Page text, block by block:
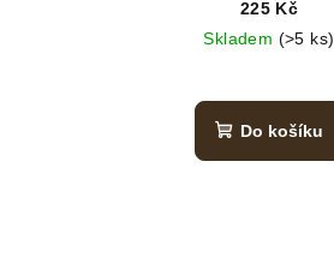
225 Kč
Skladem (>5 ks)
Do košíku